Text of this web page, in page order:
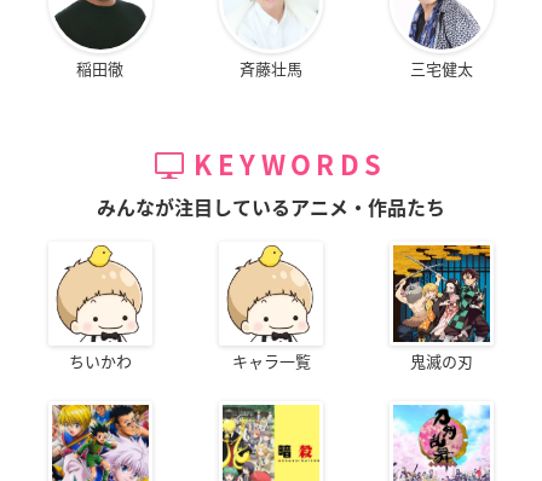
稲田徹 斉藤壮馬 三宅健太
KEYWORDS
みんなが注目しているアニメ・作品たち
ちいかわ キャラ一覧 鬼滅の刃